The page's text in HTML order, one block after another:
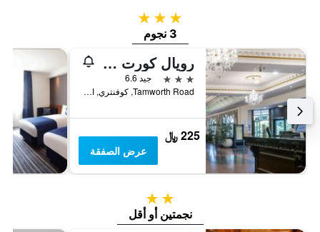
3 نجوم
3 نجوم
رويال كورت هوتل
3 نجوم
جيد 6.6
Tamworth Road, كوفنتري, المملكة المتحدة
225 ﷼
عرض الصفقة
2 نجمتين
نجمتين أو أقل